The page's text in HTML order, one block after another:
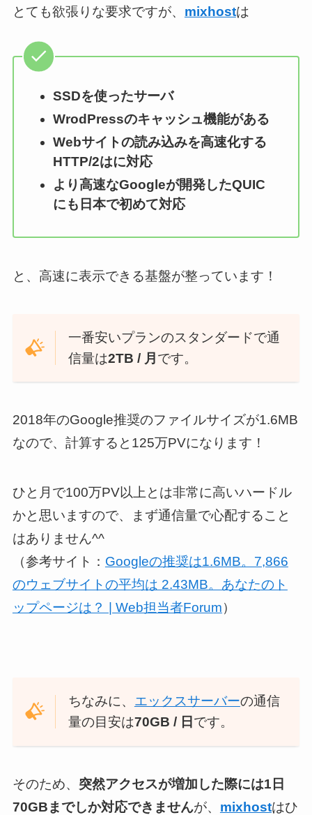
とても欲張りな要求ですが、 mixhostは
SSDを使ったサーバ
WrodPressのキャッシュ機能がある
Webサイトの読み込みを高速化する
HTTP/2はに対応
より高速なGoogleが開発したQUIC
にも日本で初めて対応
と、高速に表示できる基盤が整っています！
一番安いプランのスタンダードで通
信量は2TB / 月 です。
2018年のGoogle推奨のファイルサイズが1.6MB
なので、計算すると125万PVになります！
ひと月で100万PV以上とは非常に高いハードル
かと思いますので、まず通信量で心配すること
はありません^^
（参考サイト： Googleの推奨は1.6MB。7,866
のウェブサイトの平均は 2.43MB。あなたのト
ップページは？ | Web担当者Forum）
ちなみに、 エックスサーバーの通信
量の目安は70GB / 日 です。
そのため、 突然アクセスが増加した際には1日
70GBまでしか対応できませんが、 mixhostはひ